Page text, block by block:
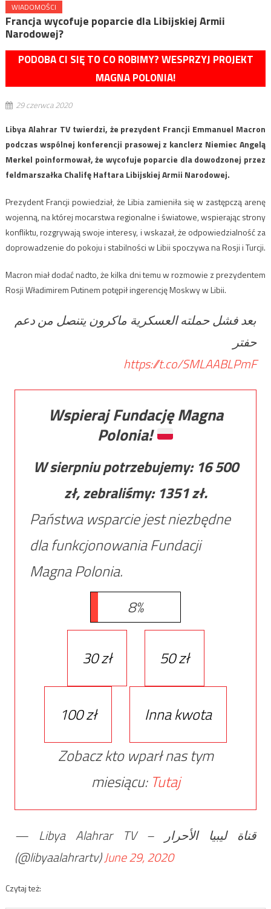
WIADOMOŚCI
Francja wycofuje poparcie dla Libijskiej Armii
Narodowej?
PODOBA CI SIĘ TO CO ROBIMY? WESPRZYJ PROJEKT
MAGNA POLONIA!
29 czerwca 2020
Libya Alahrar TV twierdzi, że prezydent Francji Emmanuel Macron
podczas wspólnej konferencji prasowej z kanclerz Niemiec Angelą
Merkel poinformował, że wycofuje poparcie dla dowodzonej przez
feldmarszałka Chalifę Haftara Libijskiej Armii Narodowej.
Prezydent Francji powiedział, że Libia zamieniła się w zastępczą arenę
wojenną, na której mocarstwa regionalne i światowe, wspierając strony
konfliktu, rozgrywają swoje interesy, i wskazał, że odpowiedzialność za
doprowadzenie do pokoju i stabilności w Libii spoczywa na Rosji i Turcji.
Macron miał dodać nadto, że kilka dni temu w rozmowie z prezydentem
Rosji Władimirem Putinem potępił ingerencję Moskwy w Libii.
بعد فشل حملته العسكرية ماكرون يتنصل من دعم
حفتر
https://t.co/SMLAABLPmF
Wspieraj Fundację Magna
Polonia!
W sierpniu potrzebujemy: 16 500
zł, zebraliśmy: 1351zł.
Państwa wsparcie jest niezbędne
dla funkcjonowania Fundacji
Magna Polonia.
8%
30 zł 50 zł
100 zł
Inna kwota
Zobacz kto wparł nas tym
miesiącu: Tutaj
— Libya Alahrar TV – قناة ليبيا الأحرار
(@libyaalahrartv)June 29, 2020
Czytaj też: